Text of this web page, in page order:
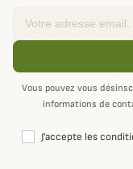
Vous pouvez vous
informations de
J'accepte les